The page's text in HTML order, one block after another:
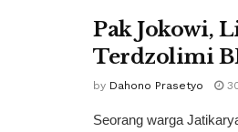
Pak Jokowi,
Terdzolimi
by Dahono Prasetyo 30
Seorang warga